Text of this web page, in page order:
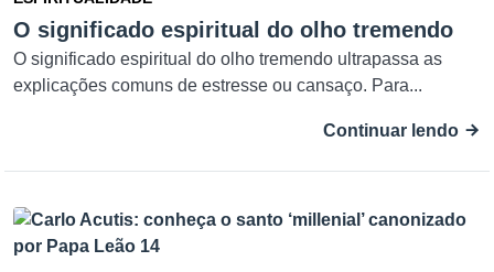
O significado espiritual do olho tremendo
O significado espiritual do olho tremendo ultrapassa as
explicações comuns de estresse ou cansaço. Para...
Continuar lendo